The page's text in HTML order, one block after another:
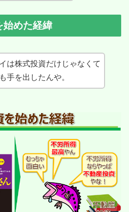
始めた経緯
は株式投資だけじゃなくて
手を出したんや。